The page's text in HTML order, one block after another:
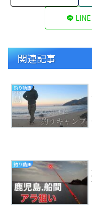
LINE
関連記事
釣り動画
釣り動画